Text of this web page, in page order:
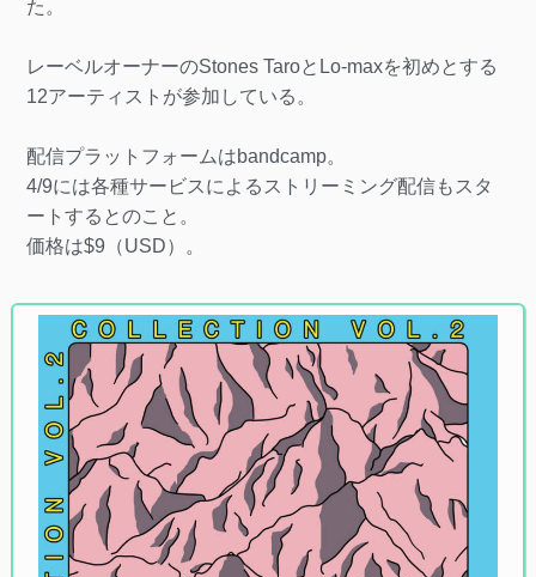
た。
レーベルオーナーのStones TaroとLo-maxを初めとする
12アーティストが参加している。
配信プラットフォームはbandcamp。
4/9には各種サービスによるストリーミング配信もスタ
ートするとのこと。
価格は$9（USD）。